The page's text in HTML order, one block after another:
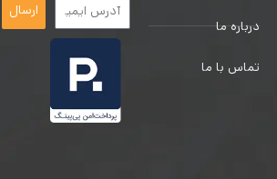
درباره ما
تماس با ما
ارسال